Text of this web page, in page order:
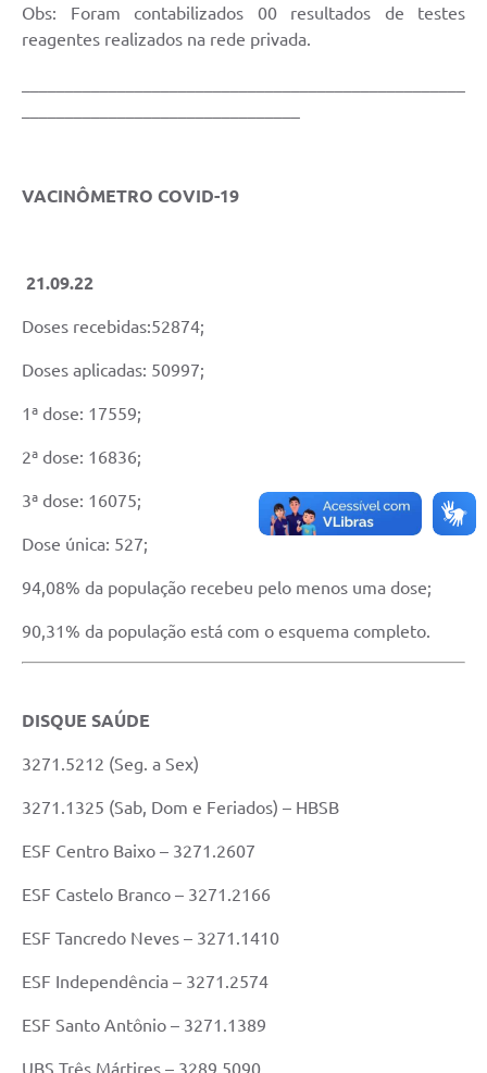
Fiscalização
Modelos de Requerimentos
Relatórios Anuais – Ouvidoria
Links
Obs: Foram contabilizados 00 resultados de testes
reagentes realizados na rede privada.
VACINÔMETRO COVID-19
21.09.22
Doses recebidas:52874;
Doses aplicadas: 50997;
1ª dose: 17559;
2ª dose: 16836;
3ª dose: 16075;
Dose única: 527;
94,08% da população recebeu pelo menos uma dose;
90,31% da população está com o esquema completo.
DISQUE SAÚDE
3271.5212 (Seg. a Sex)
3271.1325 (Sab, Dom e Feriados) – HBSB
ESF Centro Baixo – 3271.2607
ESF Castelo Branco – 3271.2166
ESF Tancredo Neves – 3271.1410
ESF Independência – 3271.2574
ESF Santo Antônio – 3271.1389
UBS Três Mártires – 3289.5090